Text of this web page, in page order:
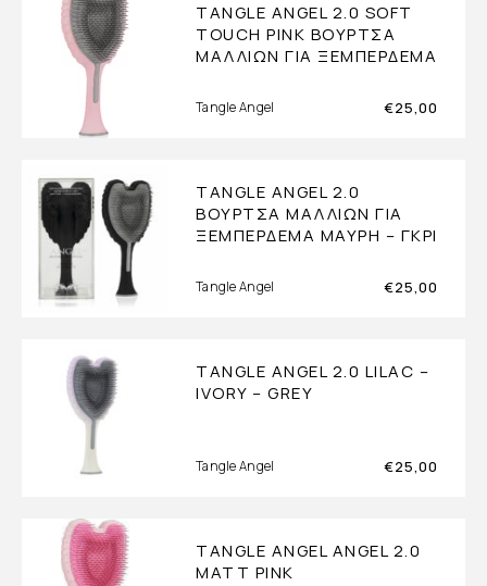
TANGLE ANGEL 2.0 SOFT
TOUCH PINK ΒΟΎΡΤΣΑ
ΜΑΛΛΙΏΝ ΓΙΑ ΞΕΜΠΈΡΔΕΜΑ
Tangle Angel €25,00
TANGLE ANGEL 2.0
ΒΟΎΡΤΣΑ ΜΑΛΛΙΏΝ ΓΙΑ
ΞΕΜΠΈΡΔΕΜΑ ΜΑΎΡΗ – ΓΚΡΙ
Tangle Angel €25,00
TANGLE ANGEL 2.0 LILAC –
IVORY – GREY
Tangle Angel €25,00
TANGLE ANGEL ANGEL 2.0
MATT PINK